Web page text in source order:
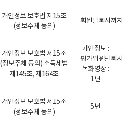
개인정보 보호법 제15조
(정보주체 동의)
회원탈퇴시까
개인정보 보호법 제15조
(정보주체 동의) 소득세법
제145조, 제164조
개인정보 :
평가위원탈퇴
녹화영상 :
1년
개인정보 보호법 제15조
(정보주체 동의)
5년